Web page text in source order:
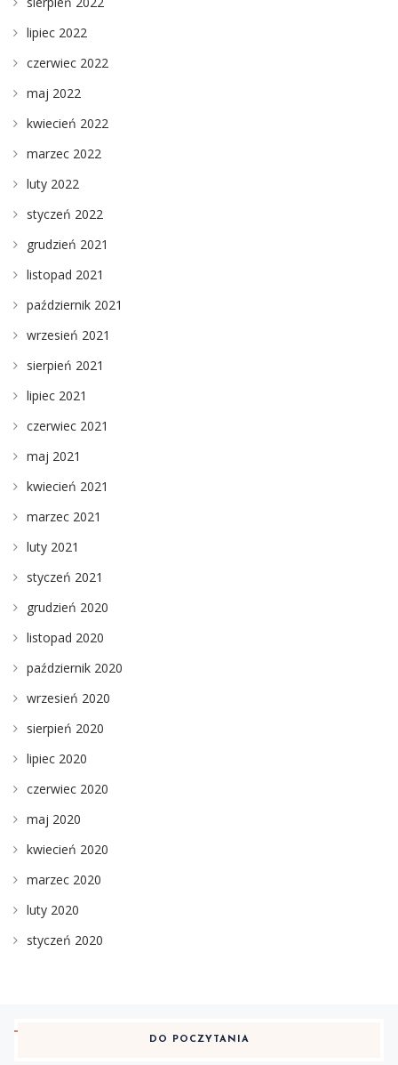
lipiec 2022
czerwiec 2022
maj 2022
kwiecień 2022
marzec 2022
luty 2022
styczeń 2022
grudzień 2021
listopad 2021
październik 2021
wrzesień 2021
sierpień 2021
lipiec 2021
czerwiec 2021
maj 2021
kwiecień 2021
marzec 2021
luty 2021
styczeń 2021
grudzień 2020
listopad 2020
październik 2020
wrzesień 2020
sierpień 2020
lipiec 2020
czerwiec 2020
maj 2020
kwiecień 2020
marzec 2020
luty 2020
styczeń 2020
DO POCZYTANIA